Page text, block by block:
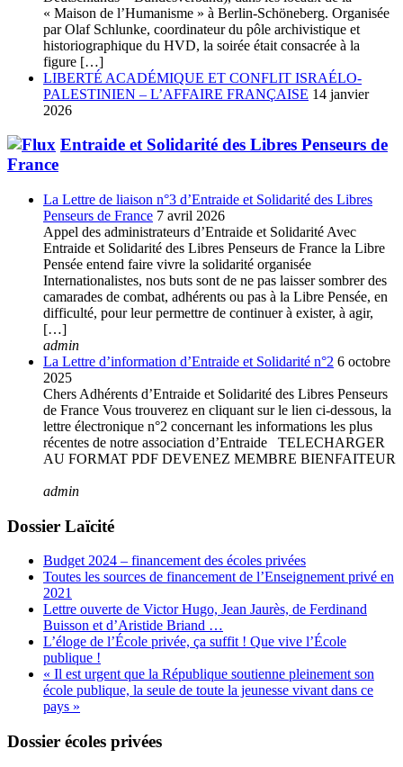
« Maison de l’Humanisme » à Berlin-Schöneberg. Organisée
par Olaf Schlunke, coordinateur du pôle archivistique et
historiographique du HVD, la soirée était consacrée à la
figure […]
LIBERTÉ ACADÉMIQUE ET CONFLIT ISRAÉLO-
PALESTINIEN – L’AFFAIRE FRANÇAISE 14 janvier
2026
Entraide et Solidarité des Libres Penseurs de
France
La Lettre de liaison n°3 d’Entraide et Solidarité des Libres
Penseurs de France 7 avril 2026
Appel des administrateurs d’Entraide et Solidarité Avec
Entraide et Solidarité des Libres Penseurs de France la Libre
Pensée entend faire vivre la solidarité organisée
Internationalistes, nos buts sont de ne pas laisser sombrer des
camarades de combat, adhérents ou pas à la Libre Pensée, en
difficulté, pour leur permettre de continuer à exister, à agir,
[…]
admin
La Lettre d’information d’Entraide et Solidarité n°2 6 octobre
2025
Chers Adhérents d’Entraide et Solidarité des Libres Penseurs
de France Vous trouverez en cliquant sur le lien ci-dessous, la
lettre électronique n°2 concernant les informations les plus
récentes de notre association d’Entraide TELECHARGER
AU FORMAT PDF DEVENEZ MEMBRE BIENFAITEUR
admin
Dossier Laïcité
Budget 2024 – financement des écoles privées
Toutes les sources de financement de l’Enseignement privé en
2021
Lettre ouverte de Victor Hugo, Jean Jaurès, de Ferdinand
Buisson et d’Aristide Briand …
L’éloge de l’École privée, ça suffit ! Que vive l’École
publique !
« Il est urgent que la République soutienne pleinement son
école publique, la seule de toute la jeunesse vivant dans ce
pays »
Dossier écoles privées